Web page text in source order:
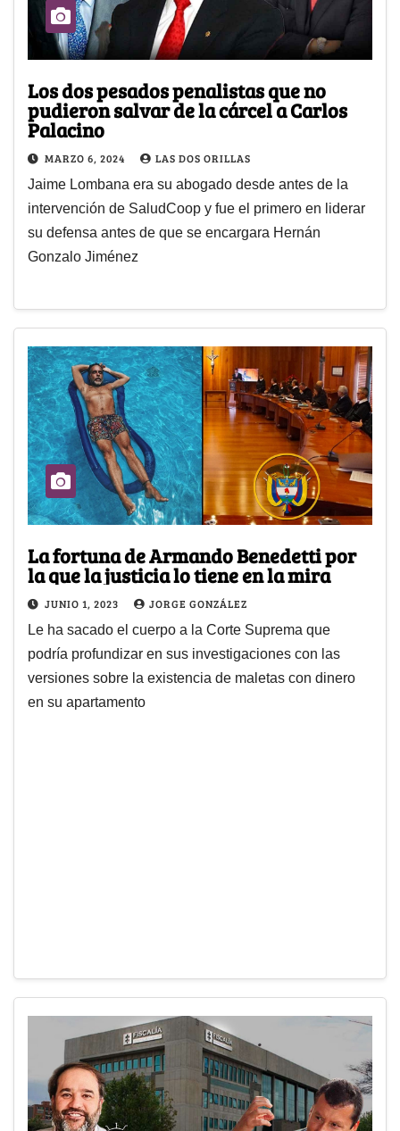
Los dos pesados penalistas que no
pudieron salvar de la cárcel a Carlos
Palacino
MARZO 6, 2024 LAS DOS ORILLAS
Jaime Lombana era su abogado desde antes de la
intervención de SaludCoop y fue el primero en liderar
su defensa antes de que se encargara Hernán
Gonzalo Jiménez
La fortuna de Armando Benedetti por
la que la justicia lo tiene en la mira
JUNIO 1, 2023 JORGE GONZÁLEZ
Le ha sacado el cuerpo a la Corte Suprema que
podría profundizar en sus investigaciones con las
versiones sobre la existencia de maletas con dinero
en su apartamento